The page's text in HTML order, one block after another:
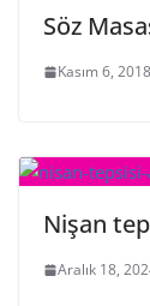
Söz
Kasım 6, 2018
Nişan
Aralık 18,